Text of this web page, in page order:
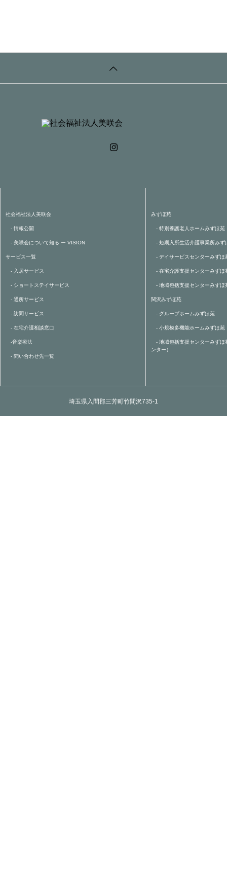
社会福祉法人美咲会
- 情報公開
- 美咲会について知る ー VISION
サービス一覧
- 入居サービス
- ショートステイサービス
- 通所サービス
- 訪問サービス
- 在宅介護相談窓口
-音楽療法
- 問い合わせ先一覧
みずほ苑
- 特別養護老人ホームみずほ苑
- 短期入所生活介護事業所みず
- デイサービスセンターみずほ
- 在宅介護支援センターみずほ
- 地域包括支援センターみずほ
関沢みずほ苑
- グループホームみずほ苑
- 小規模多機能ホームみずほ苑
- 地域包括支援センターみずほ
ンター）
埼玉県入間郡三芳町竹間沢735-1